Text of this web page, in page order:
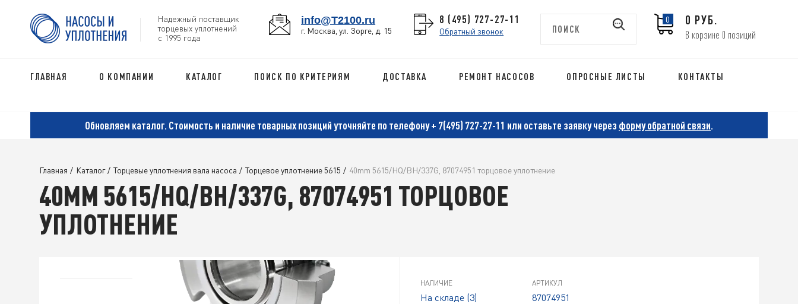
Надежный поставщик
торцевых уплотнений
с 1995 года
info@T2100.ru
г. Москва, ул. Зорге, д. 15
8 (495) 727-27-11
Обратный звонок
0 0 РУБ.
В корзине 0 позиций
ГЛАВНАЯ О КОМПАНИИ КАТАЛОГ ПОИСК ПО КРИТЕРИЯМ ДОСТАВКА РЕМОНТ НАСОСОВ ОПРОСНЫЕ ЛИСТЫ КОНТАКТЫ
Обновляем каталог. Стоимость и наличие товарных позиций уточняйте по телефону+ 7(495) 727-27-11 или оставьте заявку через форму обратной связи.
Главная / Каталог / Торцевые уплотнения вала насоса / Торцевое уплотнение 5615 / 40mm 5615/HQ/BH/337G, 87074951 торцовое уплотнение
40MM 5615/HQ/BH/337G, 87074951 ТОРЦОВОЕ
УПЛОТНЕНИЕ
НАЛИЧИЕ
На складе (3)
АРТИКУЛ
87074951